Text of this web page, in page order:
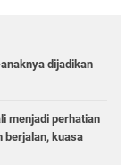
dijadikan
menjadi perhatian
berjalan, kuasa